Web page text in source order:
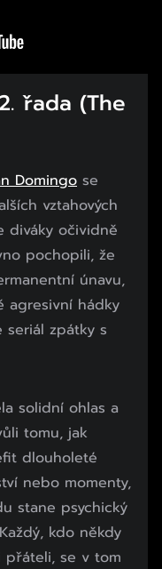
řada (The
Domingo se
vztahových
diváky očividně
pochopili, že
únavu,
agresivní hádky
seriál zpátky s
solidní ohlas a
tomu, jak
dlouholeté
nebo momenty,
stane psychický
kdo někdy
přáteli, se v tom